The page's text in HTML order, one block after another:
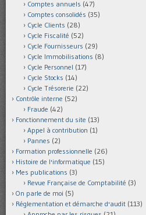
Comptes annuels (47)
Comptes consolidés (35)
Cycle Clients (28)
Cycle Fiscalité (52)
Cycle Fournisseurs (29)
Cycle Immobilisations (8)
Cycle Personnel (17)
Cycle Stocks (14)
Cycle Trésorerie (22)
Contrôle interne (52)
Fraude (42)
Fonctionnement du site (13)
Appel à contribution (1)
Pannes (2)
Formation professionnelle (26)
Histoire de l'informatique (15)
Mes publications (3)
Revue Française de Comptabilité (3)
On parle de moi (5)
Réglementation et démarche d'audit (113)